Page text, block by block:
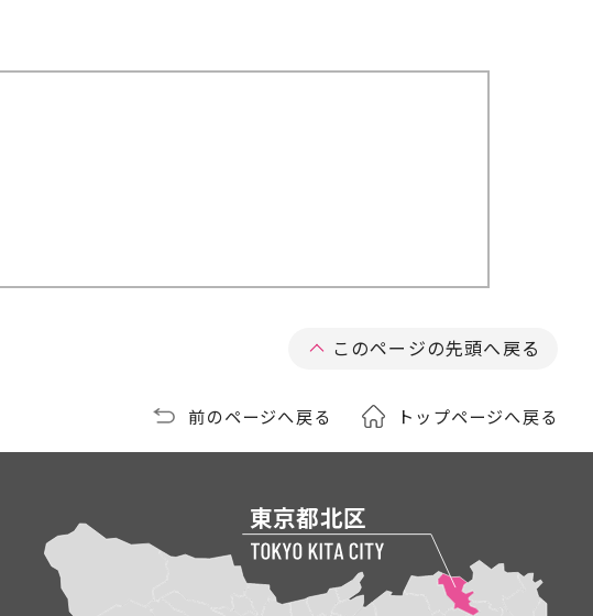
このページの先頭へ戻る
前のページへ戻る トップページへ戻る